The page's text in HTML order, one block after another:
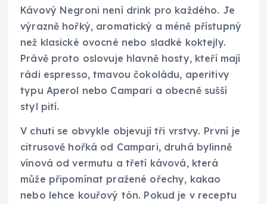
Kávový Negroni není drink pro každého. Je
výrazně hořký, aromatický a méně přístupný
než klasické ovocné nebo sladké koktejly.
Právě proto oslovuje hlavně hosty, kteří mají
rádi espresso, tmavou čokoládu, aperitivy
typu Aperol nebo Campari a obecně sušší
styl pití.
V chuti se obvykle objevují tři vrstvy. První je
citrusově hořká od Campari, druhá bylinně
vínová od vermutu a třetí kávová, která
může připomínat pražené ořechy, kakao
nebo lehce kouřový tón. Pokud je v receptu